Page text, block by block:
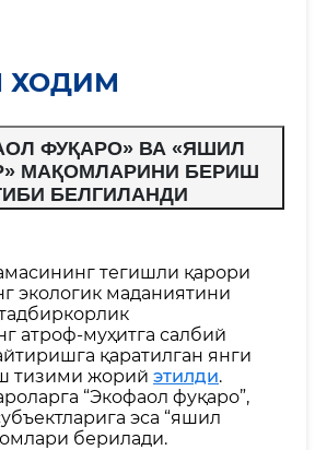
ХОДИМ
ФУҚАРО» ВА «ЯШИЛ
МАҚОМЛАРИНИ БЕРИШ
БЕЛГИЛАНДИ
тегишли қарори
экологик маданиятини
атроф-муҳитга салбий
қаратилган янги
тизими жорий этилди.
“Экофаол фуқаро”,
эса “яшил
берилади.